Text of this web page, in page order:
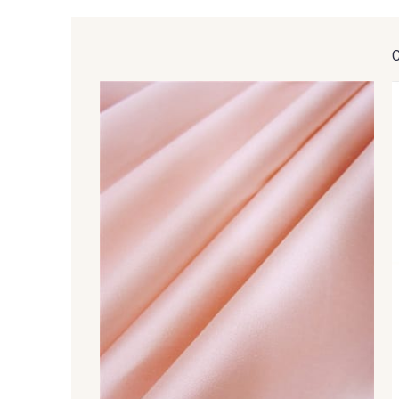
47 - Bleu Encre 46 - Lavande
42 - Oeillet 62 - Rose Corail
76 - Emeraude bleutée